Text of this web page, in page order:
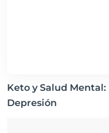
Keto y Salud
Depresión